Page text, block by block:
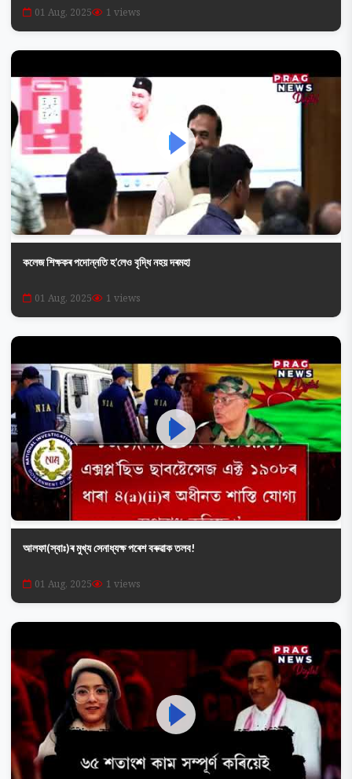
01 Aug, 2025 1 views
কলেজ শিক্ষকৰ পদোন্নতি হ’লেও বৃদ্ধি নহয় দৰমহা
01 Aug, 2025 1 views
আলফা(স্বাঃ)ৰ মুখ্য সেনাধ্যক্ষ পৰেশ বৰুৱাক তলব!
01 Aug, 2025 1 views